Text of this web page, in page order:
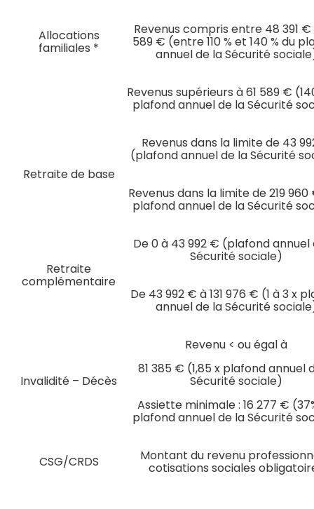
Allocations
familiales *
Revenus compris entre 48 391 €
589 € (entre 110 % et 140 % du
annuel de la Sécurité
Revenus supérieurs à 61 589 €
plafond annuel de la Sécurité
Retraite de base
Revenus dans la limite de 43
(plafond annuel de la Sécurité
Revenus dans la limite de 219
plafond annuel de la Sécurité
Retraite
complémentaire
De 0 à 43 992 € (plafond annuel
Sécurité sociale)
De 43 992 € à 131 976 € (1 à 3 x
annuel de la Sécurité
Invalidité – Décès
Revenu < ou égal à
81 385 € (1,85 x plafond annuel
Sécurité sociale)
Assiette minimale : 16 277 €
plafond annuel de la Sécurité
CSG/CRDS Montant du revenu
cotisations sociales